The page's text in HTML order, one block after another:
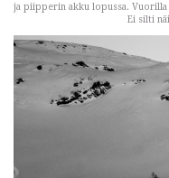
ja piipperin akku lopussa.
Ei silti